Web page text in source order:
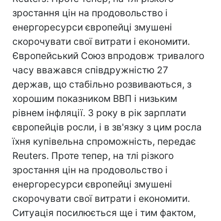
зростання цін на продовольство і
енергоресурси європейці змушені
скорочувати свої витрати і економити.
Європейський Союз впродовж тривалого
часу вважався співдружністю 27
держав, що стабільно розвиваються, з
хорошим показником ВВП і низьким
рівнем інфляції. З року в рік зарплати
європейців росли, і в зв'язку з цим росла
їхня купівельна спроможність, передає
Reuters. Проте тепер, на тлі різкого
зростання цін на продовольство і
енергоресурси європейці змушені
скорочувати свої витрати і економити.
Ситуація посилюється ще і тим фактом,